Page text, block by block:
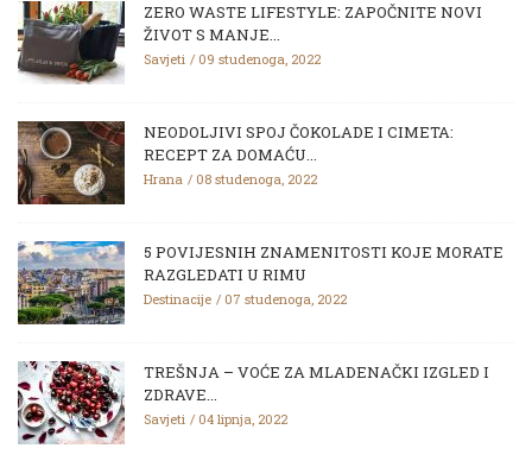
ZERO WASTE LIFESTYLE: ZAPOČNITE NOVI
ŽIVOT S MANJE...
Savjeti 09 studenoga, 2022
NEODOLJIVI SPOJ ČOKOLADE I CIMETA:
RECEPT ZA DOMAĆU...
Hrana 08 studenoga, 2022
5 POVIJESNIH ZNAMENITOSTI KOJE MORATE
RAZGLEDATI U RIMU
Destinacije 07 studenoga, 2022
TREŠNJA – VOĆE ZA MLADENAČKI IZGLED I
ZDRAVE...
Savjeti 04 lipnja, 2022